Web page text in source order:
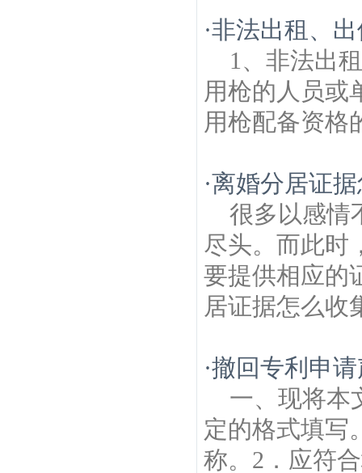
·非法出租、
1、非法出
用枪的人员或
用枪配备资格
·离婚分居证
很多以感情
尽头。而此时
要提供相应的
居证据怎么收
·撤回专利申
一、现将本
定的格式填写
称。2．应符